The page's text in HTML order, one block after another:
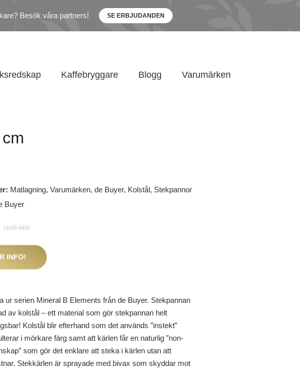
Besök våra partners! SE ERBJUDANDEN
Kaffebryggare Blogg Varumärken
Matlagning, Varumärken, de Buyer, Kolstål, Stekpannor
Buyer
1109 SEK
INFO!
ur serien Mineral B Elements från de Buyer. Stekpannan
av kolstål – ett material som gör stekpannan helt
Kolstål blir efterhand som det används ”instekt”
i mörkare färg samt att kärlen får en naturlig ”non-
som gör det enklare att steka i kärlen utan att
Stekkärlen är sprayade med bivax som skyddar mot